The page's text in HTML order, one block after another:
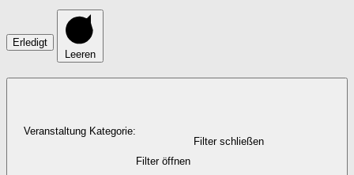
Erledigt
Leeren
Veranstaltung Kategorie:
Filter öffnen
Filter schließen